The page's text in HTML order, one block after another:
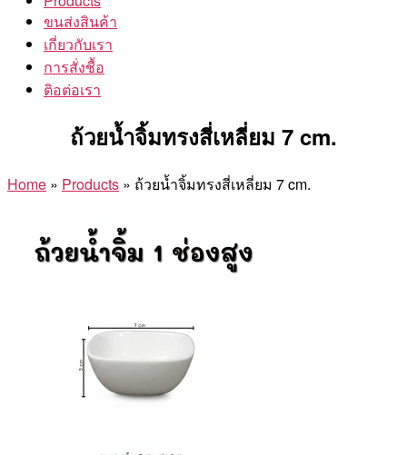
ขนส่งสินค้า
เกี่ยวกับเรา
การสั่งชื้อ
ติอต่อเรา
ถ้วยน้ำจิ้มทรงสี่เหลี่ยม 7 cm.
Home » Products » ถ้วยน้ำจิ้มทรงสี่เหลี่ยม 7 cm.